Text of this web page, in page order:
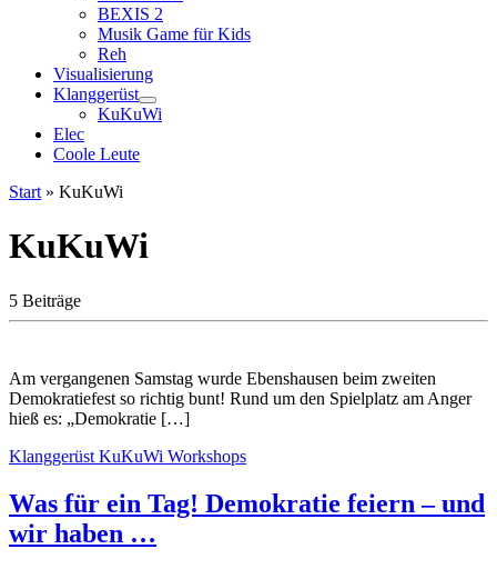
BEXIS 2
Musik Game für Kids
Reh
Visualisierung
Klanggerüst
KuKuWi
Elec
Coole Leute
Start » KuKuWi
KuKuWi
5 Beiträge
Am vergangenen Samstag wurde Ebenshausen beim zweiten
Demokratiefest so richtig bunt! Rund um den Spielplatz am Anger
hieß es: „Demokratie […]
Klanggerüst KuKuWi Workshops
Was für ein Tag! Demokratie feiern – und
wir haben …